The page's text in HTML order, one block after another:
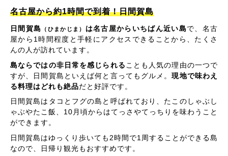
名古屋から約1時間で到着！日間賀島
日間賀島 （ひまかじま） は名古屋からいちばん近い島で、名古
屋から1時間程度と手軽にアクセスできることから、たくさ
んの人が訪れています。
島ならではの非日常を感じられる ことも人気の理由の一つで
すが、日間賀島といえば何と言ってもグルメ。現地で味わえ
る料理はどれも絶品だと好評です。
日間賀島はタコとフグの島と呼ばれており、たこのしゃぶし
ゃぶやたこ飯、10月頃からはてっさやてっちりを味わうこと
ができます。
日間賀島はゆっくり歩いても2時間で1周することができる島
なので、日帰り観光もおすすめです。